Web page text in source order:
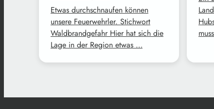
Etwas durchschnaufen können
unsere Feuerwehrler. Stichwort
Waldbrandgefahr Hier hat sich die
Lage in der Region etwas …